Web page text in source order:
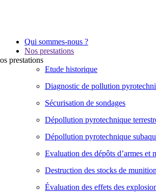
Qui sommes-nous ?
Nos prestations
prestations
Etude historique
Diagnostic de pollution
Sécurisation de sondages
Dépollution pyrotechnique
Dépollution pyrotechnique
Evaluation des dépôts d’armes et
Destruction des stocks de
Évaluation des effets des